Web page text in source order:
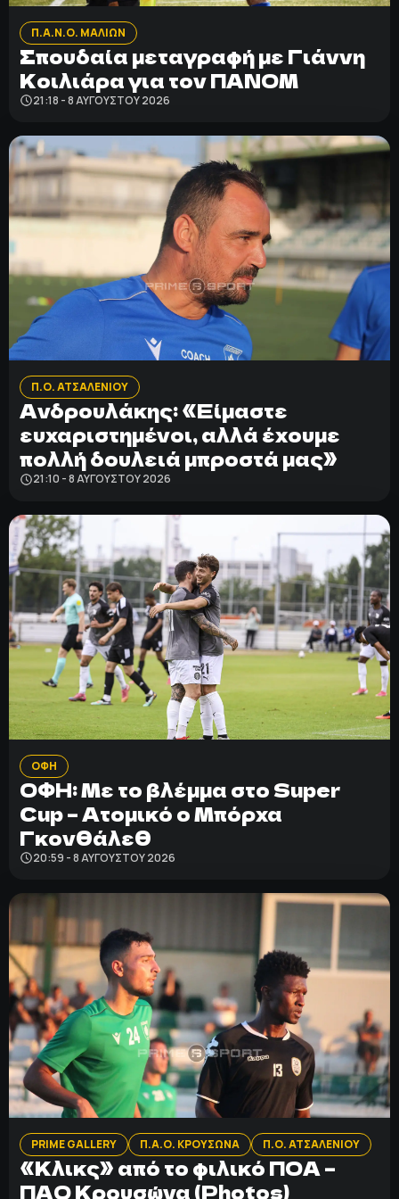
Π.Α.Ν.Ο. ΜΑΛΙΩΝ
Σπουδαία μεταγραφή με Γιάννη
Κοιλιάρα για τον ΠΑΝΟΜ
21:18 - 8 ΑΥΓΟΎΣΤΟΥ 2026
Π.Ο. ΑΤΣΑΛΕΝΙΟΥ
Ανδρουλάκης: «Είμαστε
ευχαριστημένοι, αλλά έχουμε
πολλή δουλειά μπροστά μας»
21:10 - 8 ΑΥΓΟΎΣΤΟΥ 2026
ΟΦΗ
ΟΦΗ: Με το βλέμμα στο Super
Cup – Ατομικό ο Μπόρχα
Γκονθάλεθ
20:59 - 8 ΑΥΓΟΎΣΤΟΥ 2026
PRIME GALLERY Π.Α.Ο. ΚΡΟΥΣΩΝΑ Π.Ο. ΑΤΣΑΛΕΝΙΟΥ
«Κλικς» από το φιλικό ΠΟΑ –
ΠΑΟ Κρουσώνα (Photos)